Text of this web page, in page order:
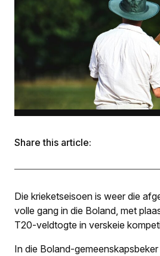
Share this article:
Die krieketseisoen is weer die
volle gang in die Boland, met
T20-veldtogte in verskeie
In die Boland-